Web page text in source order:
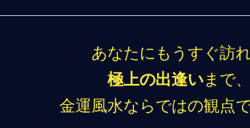
あなたにもうすぐ訪
極上の出逢いまで、
金運風水ならではの観点